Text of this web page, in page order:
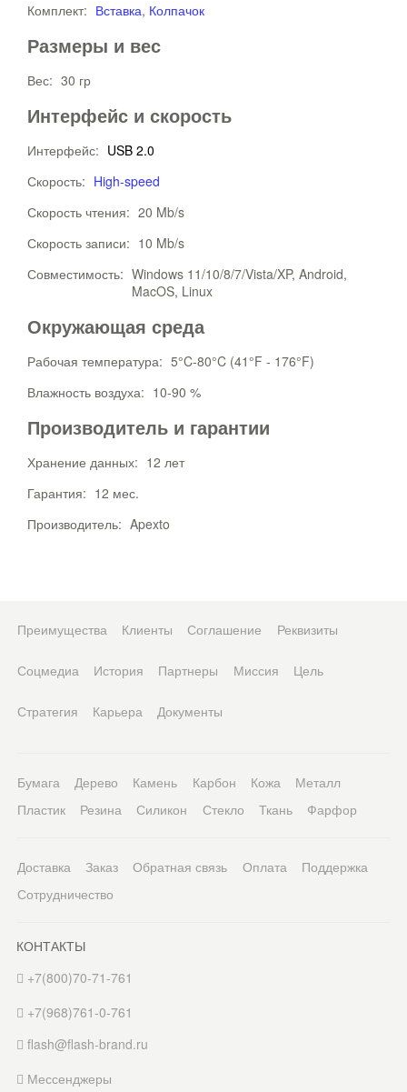
Комплект: Вставка, Колпачок
Размеры и вес
Вес: 30 гр
Интерфейс и скорость
Интерфейс: USB 2.0
Скорость: High-speed
Скорость чтения: 20 Mb/s
Скорость записи: 10 Mb/s
Совместимость: Windows 11/10/8/7/Vista/XP, Android,
MacOS, Linux
Окружающая среда
Рабочая температура: 5°C-80°C (41°F - 176°F)
Влажность воздуха: 10-90 %
Производитель и гарантии
Хранение данных: 12 лет
Гарантия: 12 мес.
Производитель: Apexto
Преимущества Клиенты Соглашение Реквизиты
Соцмедиа История Партнеры Миссия Цель
Стратегия Карьера Документы
Бумага Дерево Камень Карбон Кожа
Металл
Пластик
Резина Силикон Стекло Ткань Фарфор
Доставка Заказ Обратная связь Оплата
Поддержка
Сотрудничество
КОНТАКТЫ
+7(800)70-71-761
+7(968)761-0-761
flash@flash-brand.ru
Мессенджеры